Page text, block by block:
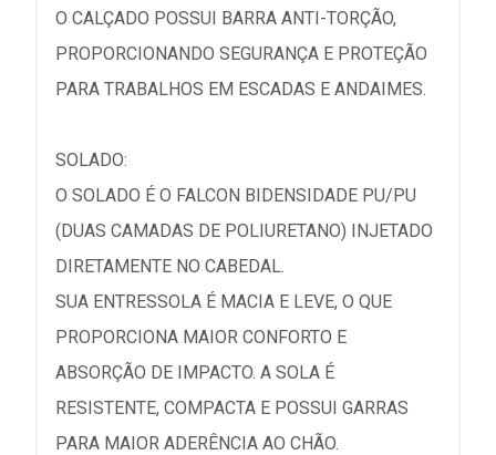
O CALÇADO POSSUI BARRA ANTI-TORÇÃO,
PROPORCIONANDO SEGURANÇA E PROTEÇÃO
PARA TRABALHOS EM ESCADAS E ANDAIMES.
SOLADO:
O SOLADO É O FALCON BIDENSIDADE PU/PU
(DUAS CAMADAS DE POLIURETANO) INJETADO
DIRETAMENTE NO CABEDAL.
SUA ENTRESSOLA É MACIA E LEVE, O QUE
PROPORCIONA MAIOR CONFORTO E
ABSORÇÃO DE IMPACTO. A SOLA É
RESISTENTE, COMPACTA E POSSUI GARRAS
PARA MAIOR ADERÊNCIA AO CHÃO.